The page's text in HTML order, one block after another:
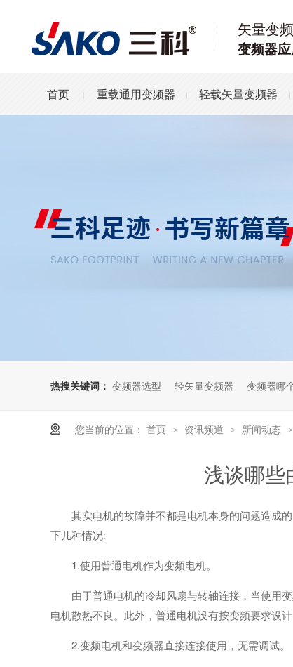
矢量变
变频器
首页 重载通用变频器 轻载矢量变频器
热搜关键词： 变频器选型 轻矢量变频器 变频器哪
您当前的位置： 首页 > 资讯频道 > 新闻动态 >
浅谈哪些
其实电机的故障并不都是电机本身的问题造成
下几种情况:
1.使用普通电机作为变频电机。
由于普通电机的冷却风扇与转轴连接，当使用
电机散热不良。此外，普通电机没有按变频要求设计
2.变频电机和变频器直接连接使用，无需调试。